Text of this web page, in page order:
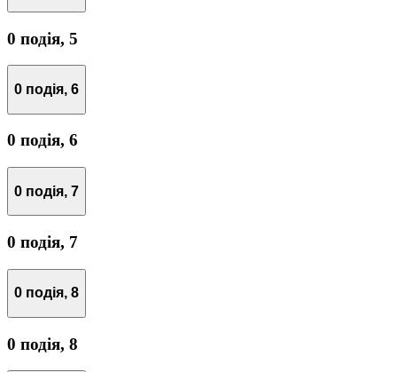
0 подія, 5
0 подія, 6
0 подія, 6
0 подія, 7
0 подія, 7
0 подія, 8
0 подія, 8